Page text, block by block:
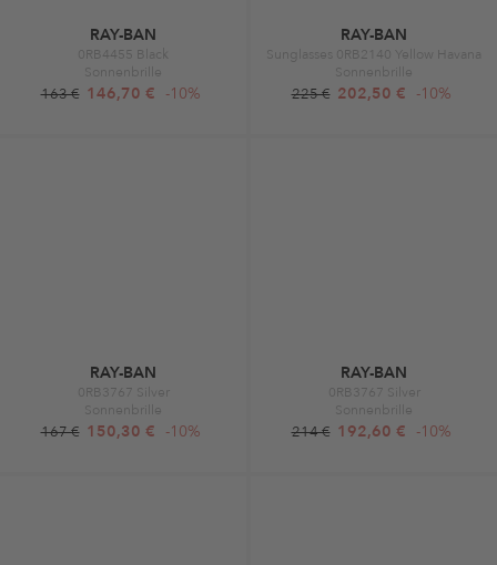
RAY-BAN
0RB4455 Black
Sonnenbrille
163 € 146,70 € -10%
RAY-BAN
Sunglasses 0RB2140 Yellow Havana
Sonnenbrille
225 € 202,50 € -10%
RAY-BAN
0RB3767 Silver
Sonnenbrille
167 € 150,30 € -10%
RAY-BAN
0RB3767 Silver
Sonnenbrille
214 € 192,60 € -10%